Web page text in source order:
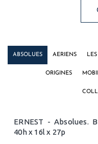
ABSOLUES AERIENS
ORIGINES
ERNEST - Absolues.
40h x 16l x 27p